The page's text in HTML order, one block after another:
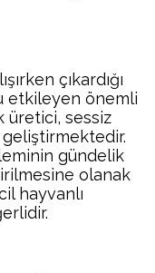
çıkardığı
etkileyen önemli
üretici, sessiz
gündelik
olanak
hayvanlı